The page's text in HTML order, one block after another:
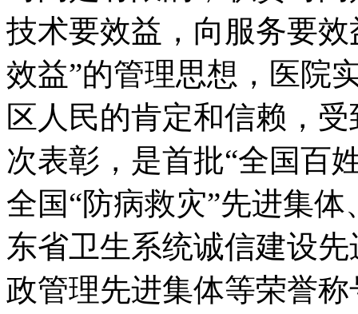
技术要效益，向服务要
效益”的管理思想，医院
区人民的肯定和信赖，
次表彰，是首批“全国百
全国“防病救灾”先进集
东省卫生系统诚信建设
政管理先进集体等荣誉称